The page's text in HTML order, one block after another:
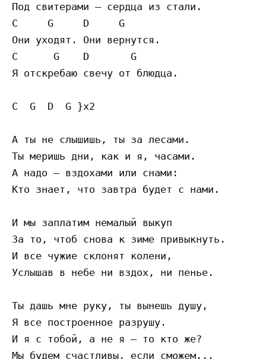
Под свитерами – сердца из стали.
C     G     D     G
Они уходят. Они вернутся.
C      G    D       G
Я отскребаю свечу от блюдца.
C  G  D  G }x2
А ты не слышишь, ты за лесами.
Ты меришь дни, как и я, часами.
А надо – вздохами или снами:
Кто знает, что завтра будет с нами.
И мы заплатим немалый выкуп
За то, чтоб снова к зиме привыкнуть.
И все чужие склонят колени,
Услышав в небе ни вздох, ни пенье.
Ты дашь мне руку, ты вынешь душу,
Я все построенное разрушу.
И я с тобой, а не я – то кто же?